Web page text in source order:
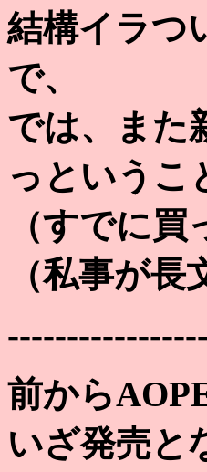
結構イラつ
で、
では、また
っというこ
（すでに
（私事が長
前から
いざ発売と